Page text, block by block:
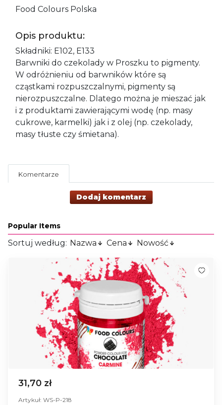
Food Colours Polska
Opis produktu:
Składniki: E102, E133
Barwniki do czekolady w Proszku to pigmenty.
W odróżnieniu od barwników które są
cząstkami rozpuszczalnymi, pigmenty są
nierozpuszczalne. Dlatego można je mieszać jak
i z produktami zawierającymi wodę (np. masy
cukrowe, karmelki) jak i z olej (np. czekolady,
masy tłuste czy śmietana).
Komentarze
Dodaj komentarz
Popular Items
Sortuj według: Nazwa Cena Nowość
31,70 zł
Artykuł: WS-P-218